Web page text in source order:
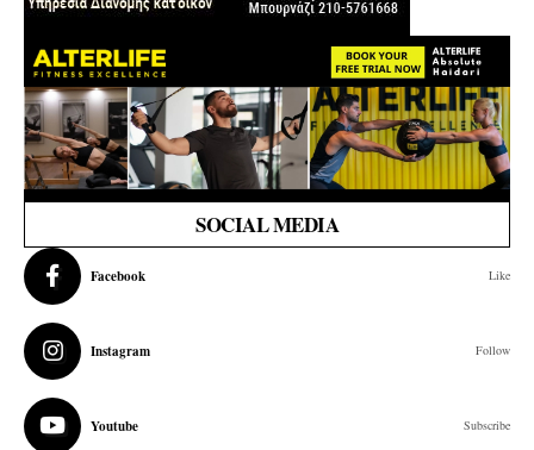
SOCIAL MEDIA
Facebook Like
Instagram Follow
Youtube Subscribe